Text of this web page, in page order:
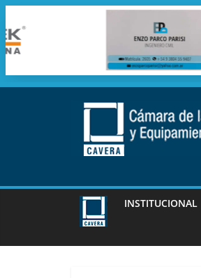
cavera
de
vivienda
INSTITUCIONAL